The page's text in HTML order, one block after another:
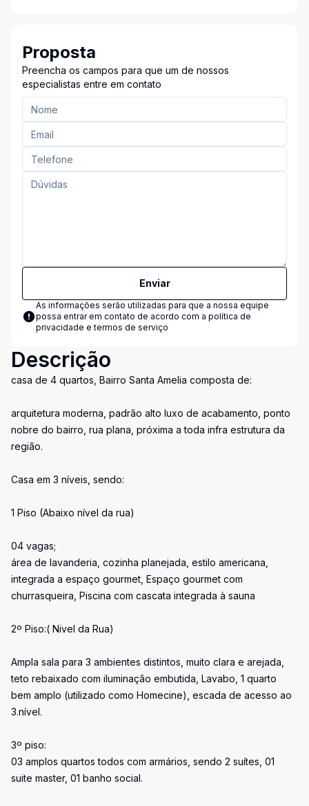
Proposta
Preencha os campos para que um de nossos
especialistas entre em contato
Enviar
As informações serão utilizadas para que a nossa equipe
possa entrar em contato de acordo com a política de
privacidade e termos de serviço
Descrição
casa de 4 quartos, Bairro Santa Amelia composta de:
arquitetura moderna, padrão alto luxo de acabamento, ponto
nobre do bairro, rua plana, próxima a toda infra estrutura da
região.
Casa em 3 níveis, sendo:
1 Piso (Abaixo nível da rua)
04 vagas;
área de lavanderia, cozinha planejada, estilo americana,
integrada a espaço gourmet, Espaço gourmet com
churrasqueira, Piscina com cascata integrada à sauna
2º Piso:( Nivel da Rua)
Ampla sala para 3 ambientes distintos, muito clara e arejada,
teto rebaixado com iluminação embutida, Lavabo, 1 quarto
bem amplo (utilizado como Homecine), escada de acesso ao
3.nível.
3º piso:
03 amplos quartos todos com armários, sendo 2 suítes, 01
suite master, 01 banho social.